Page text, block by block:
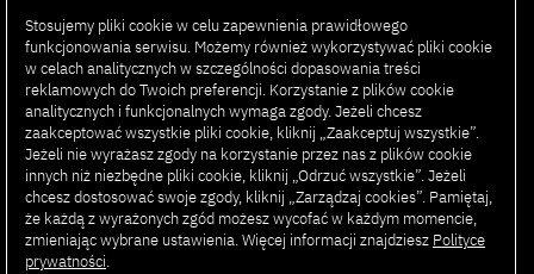
skierowanych do dzieci, młodzieży i dorosłych.
Od ponad 10 lat tworzy programy studiów
podyplomowych i MBA odpowiadające na wyzwania
rynku wPolsko-Japońskiej Akademii Technik
Komputerowych.Uwielbia obserwować potrzeby świata i
wyzwania, z jakim się zmierza oraz dostosowywać do nich
właściwe modele edukacyjne, które mogą być
odpowiedzią i rozwiązaniem na nie.
Stosujemy pliki cookie w celu zapewnienia prawidłowego
funkcjonowania serwisu. Możemy również wykorzystywać pliki cookie
w celach analitycznych w szczególności dopasowania treści
reklamowych do Twoich preferencji. Korzystanie z plików cookie
analitycznych i funkcjonalnych wymaga zgody. Jeżeli chcesz
zaakceptować wszystkie pliki cookie, kliknij „Zaakceptuj wszystkie”.
Jeżeli nie wyrażasz zgody na korzystanie przez nas z plików cookie
innych niż niezbędne pliki cookie, kliknij „Odrzuć wszystkie”. Jeżeli
chcesz dostosować swoje zgody, kliknij „Zarządzaj cookies”. Pamiętaj,
że każdą z wyrażonych zgód możesz wycofać w każdym momencie,
zmieniając wybrane ustawienia. Więcej informacji znajdziesz Polityce
prywatności.